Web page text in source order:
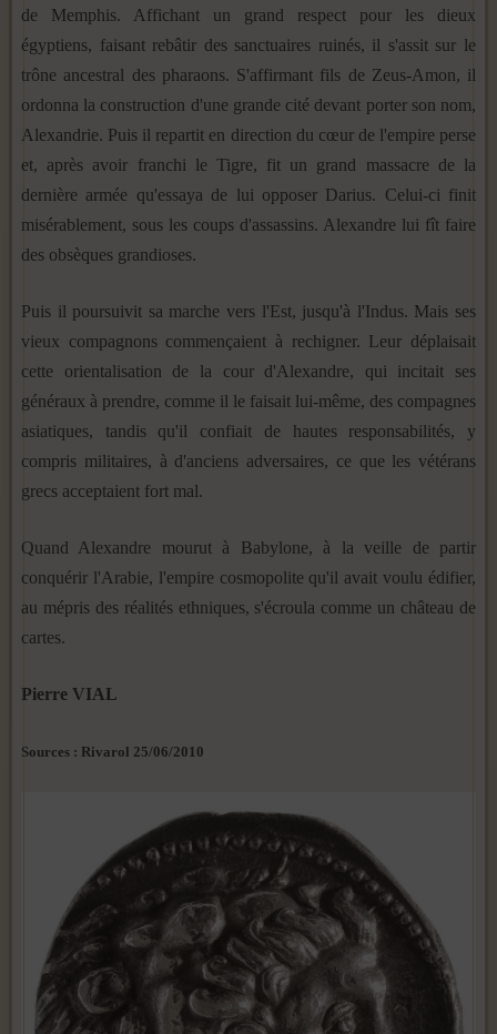
de Memphis. Affichant un grand respect pour les dieux
égyptiens, faisant rebâtir des sanctuaires ruinés, il s'assit sur le
trône ancestral des pharaons. S'affirmant fils de Zeus-Amon, il
ordonna la construction d'une grande cité devant porter son nom,
Alexandrie. Puis il repartit en direction du cœur de l'empire perse
et, après avoir franchi le Tigre, fit un grand massacre de la
dernière armée qu'essaya de lui opposer Darius. Celui-ci finit
misérablement, sous les coups d'assassins. Alexandre lui fît faire
des obsèques grandioses.
Puis il poursuivit sa marche vers l'Est, jusqu'à l'Indus. Mais ses
vieux compagnons commençaient à rechigner. Leur déplaisait
cette orientalisation de la cour d'Alexandre, qui incitait ses
généraux à prendre, comme il le faisait lui-même, des compagnes
asiatiques, tandis qu'il confiait de hautes responsabilités, y
compris militaires, à d'anciens adversaires, ce que les vétérans
grecs acceptaient fort mal.
Quand Alexandre mourut à Babylone, à la veille de partir
conquérir l'Arabie, l'empire cosmopolite qu'il avait voulu édifier,
au mépris des réalités ethniques, s'écroula comme un château de
cartes.
Pierre VIAL
Sources : Rivarol 25/06/2010